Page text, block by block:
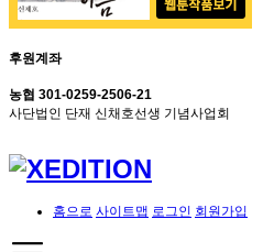
후원계좌
농협 301-0259-2506-21
사단법인 단재 신채호선생 기념사업회
홈으로 사이트맵 로그인 회원가입